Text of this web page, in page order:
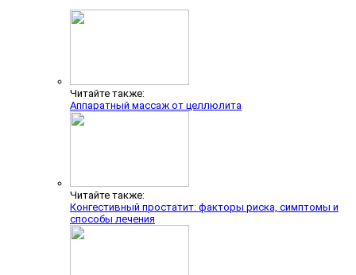
Читайте также:
Аппаратный массаж от целлюлита
Читайте также:
Конгестивный простатит: факторы риска, симптомы и
способы лечения